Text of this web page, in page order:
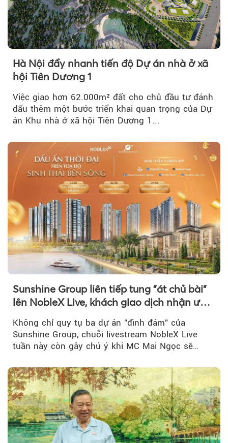
Hà Nội đẩy nhanh tiến độ Dự án nhà ở xã
hội Tiên Dương 1
Việc giao hơn 62.000m² đất cho chủ đầu tư đánh
dấu thêm một bước triển khai quan trọng của Dự
án Khu nhà ở xã hội Tiên Dương 1...
Sunshine Group liên tiếp tung "át chủ bài"
lên NobleX Live, khách giao dịch nhận ưu
Không chỉ quy tụ ba dự án "đình đám" của
Sunshine Group, chuỗi livestream NobleX Live
tuần này còn gây chú ý khi MC Mai Ngọc sẽ